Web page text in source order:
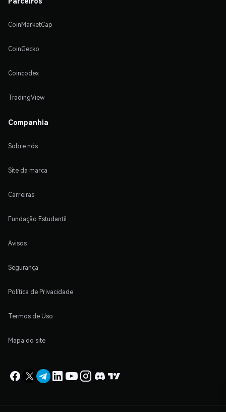
CoinMarketCap
CoinGecko
Coincodex
TradingView
Companhia
Sobre nós
Site da marca
Carreiras
Fundação Estudantil
Avisos
Segurança
Política de Privacidade
Termos de Uso
Mapa do site